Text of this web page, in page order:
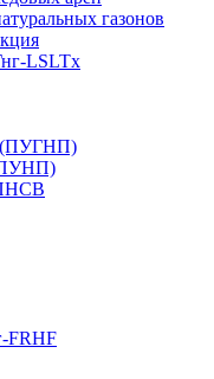
газонов
LSLTx
(ПУГНП)
FRHF